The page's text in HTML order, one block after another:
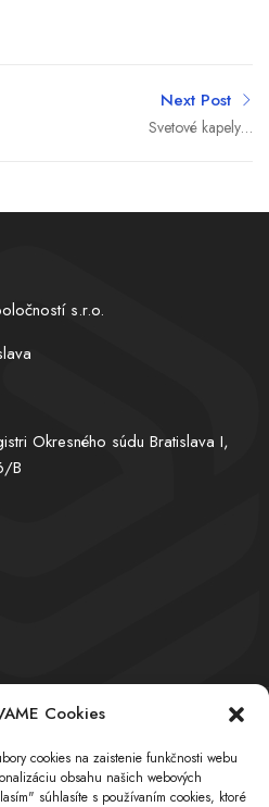
Cookies
cookies na zaistenie funkčnosti webu
obsahu našich webových
súhlasíte s používaním cookies, ktoré
Next Post
Svetové kapely z
s.r.o.
Okresného súdu Bratislava I,
B